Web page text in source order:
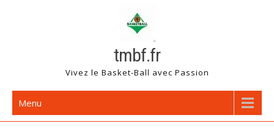
tmbf.fr
Vivez le Basket-Ball avec Passion
Menu